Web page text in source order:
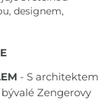
designem,
- S architektem
Zengerovy